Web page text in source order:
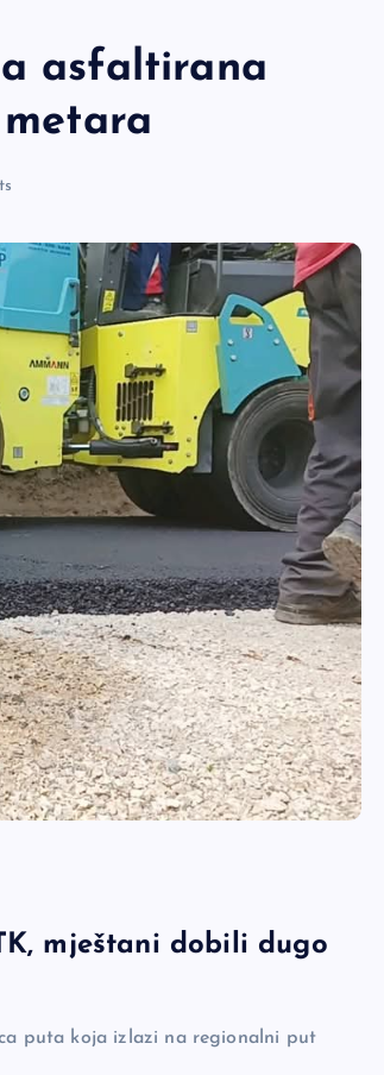
asfaltirana
mještani dobili dugo
puta koja izlazi na regionalni put